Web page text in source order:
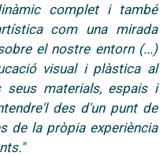
complet i també
com una mirada
el nostre entorn (...)
visual i plàstica al
seus materials, espais i
des d'un punt de
de la pròpia experiència